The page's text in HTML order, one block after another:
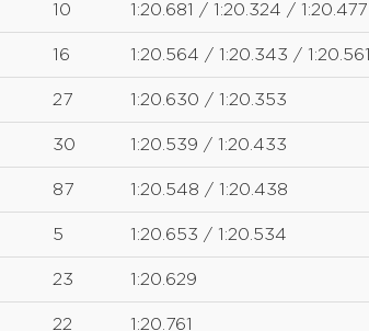
10 1:20.681 / 1:20.324 / 1:20.477
16 1:20.564 / 1:20.343 / 1:20.561
27 1:20.630 / 1:20.353
30 1:20.539 / 1:20.433
87 1:20.548 / 1:20.438
5 1:20.653 / 1:20.534
23 1:20.629
22 1:20.761